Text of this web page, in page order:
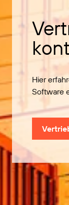
Hier
Software